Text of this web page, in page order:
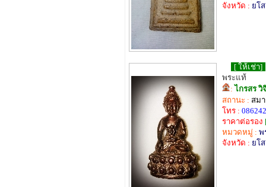
จังหวัด : ยโ
[ ให้เช่า]
พระแท้
: ไกรสร วิ
สถานะ : สม
โทร :
ราคาต่อรอง
หมวดหมู่ : พ
จังหวัด : ยโ